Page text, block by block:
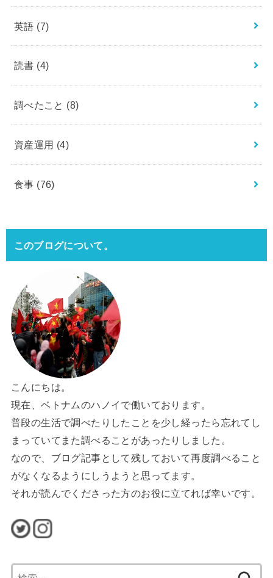
英語 (7)
読書 (4)
調べたこと (8)
資産運用 (4)
食事 (76)
このブログについて。
こんにちは。
現在、ベトナムのハノイで働いております。
普段の生活で調べたりしたことを少し経ったら忘れてし
まっていてまた調べることがあったりしました。
なので、ブログ記事として残しておいて再度調べること
がなくなるようにしうようと思ってます。
それが読んでくださった方のお役に立てれば幸いです。